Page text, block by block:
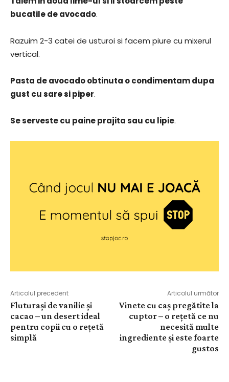
bucatile de avocado.
Razuim 2-3 catei de usturoi si facem piure cu mixerul
vertical.
Pasta de avocado obtinuta o condimentam dupa
gust cu sare si piper.
Se serveste cu paine prajita sau cu lipie.
Articolul precedent
Fluturași de vanilie și
cacao – un desert ideal
pentru copii cu o rețetă
simplă
Articolul următor
Vinete cu caș pregătite la
cuptor – o rețetă ce nu
necesită multe
ingrediente și este foarte
gustos